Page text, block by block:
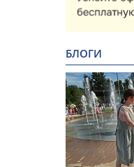
БЛОГИ